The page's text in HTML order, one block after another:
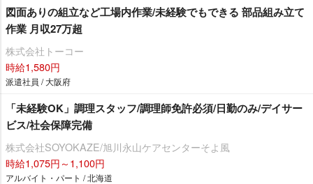
図面ありの組立など工場内作業/未経験でもできる 部品組み立て
作業 月収27万超
株式会社トーコー
時給1,580円
派遣社員 / 大阪府
「未経験OK」調理スタッフ/調理師免許必須/日勤のみ/デイサー
ビス/社会保障完備
株式会社SOYOKAZE/旭川永山ケアセンターそよ風
時給1,075円～1,100円
アルバイト・パート / 北海道